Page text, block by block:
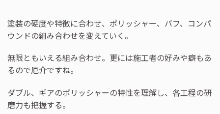
塗装の硬度や特徴に合わせ、ポリッシャー、バフ、コンパ
ウンドの組み合わせを変えていく。
無限ともいえる組み合わせ。更には施工者の好みや癖もあ
るので厄介ですね。
ダブル、ギアのポリッシャーの特性を理解し、各工程の研
磨力も把握する。